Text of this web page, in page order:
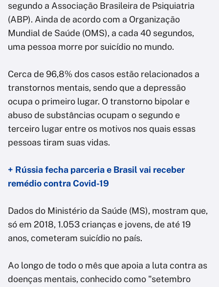
segundo a Associação Brasileira de Psiquiatria
(ABP). Ainda de acordo com a Organização
Mundial de Saúde (OMS), a cada 40 segundos,
uma pessoa morre por suicídio no mundo.
Cerca de 96,8% dos casos estão relacionados a
transtornos mentais, sendo que a depressão
ocupa o primeiro lugar. O transtorno bipolar e
abuso de substâncias ocupam o segundo e
terceiro lugar entre os motivos nos quais essas
pessoas tiram suas vidas.
+ Rússia fecha parceria e Brasil vai receber
remédio contra Covid-19
Dados do Ministério da Saúde (MS), mostram que,
só em 2018, 1.053 crianças e jovens, de até 19
anos, cometeram suicídio no país.
Ao longo de todo o mês que apoia a luta contra as
doenças mentais, conhecido como "setembro